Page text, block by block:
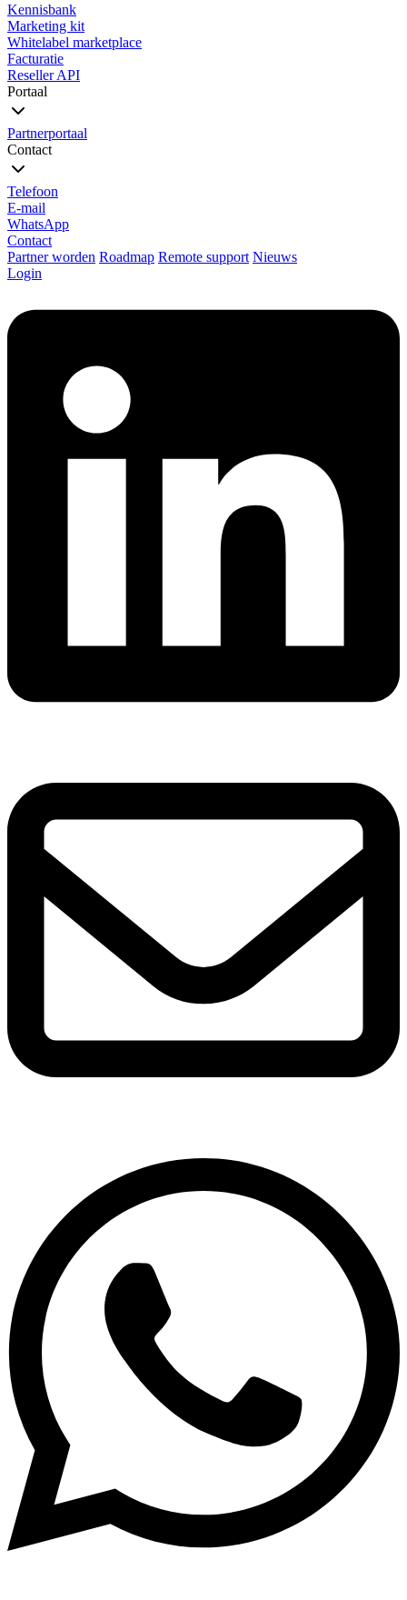
Kennisbank
Marketing kit
Whitelabel marketplace
Facturatie
Reseller API
Portaal
Partnerportaal
Contact
Telefoon
E-mail
WhatsApp
Contact
Partner worden Roadmap Remote support Nieuws
Login